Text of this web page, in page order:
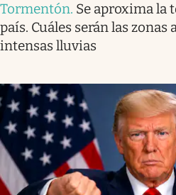
Tormentón. Se aproxima la
país. Cuáles serán las zonas
intensas lluvias